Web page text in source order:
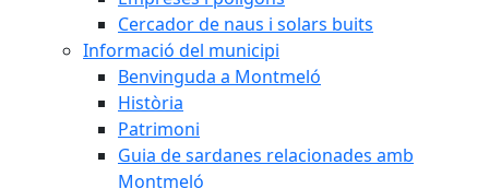
Cercador de naus i solars buits
Informació del municipi
Benvinguda a Montmeló
Història
Patrimoni
Guia de sardanes relacionades amb
Montmeló